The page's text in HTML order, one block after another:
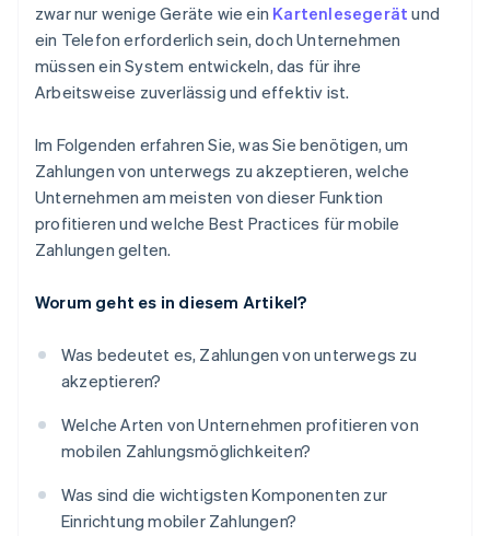
zwar nur wenige Geräte wie ein Kartenlesegerät und
ein Telefon erforderlich sein, doch Unternehmen
müssen ein System entwickeln, das für ihre
Arbeitsweise zuverlässig und effektiv ist.
Im Folgenden erfahren Sie, was Sie benötigen, um
Zahlungen von unterwegs zu akzeptieren, welche
Unternehmen am meisten von dieser Funktion
profitieren und welche Best Practices für mobile
Zahlungen gelten.
Worum geht es in diesem Artikel?
Was bedeutet es, Zahlungen von unterwegs zu
akzeptieren?
Welche Arten von Unternehmen profitieren von
mobilen Zahlungsmöglichkeiten?
Was sind die wichtigsten Komponenten zur
Einrichtung mobiler Zahlungen?